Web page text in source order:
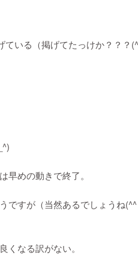
ている（掲げてたっけか？？？
早めの動きで終了。
ですが（当然あるでしょうね
くなる訳がない。